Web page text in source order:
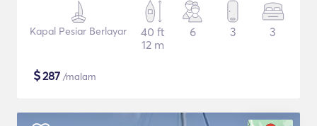
Kapal Pesiar Berlayar
40 ft
12 m
6 3 3
$287 /malam